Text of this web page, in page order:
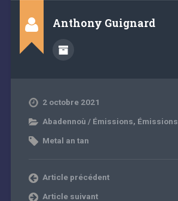
Anthony Guignard
2 octobre 2021
Abadennoù / Émissions, Émissions
Metal an tan
Article précédent
Article suivant